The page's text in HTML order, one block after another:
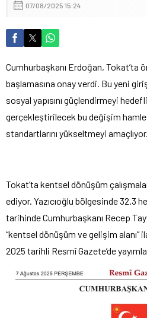
07/08/2025 15:24
Cumhurbaşkanı Erdoğan, Tokat’ta
başlamasına onay verdi. Bu yeni
sosyal yapısını güçlendirmeyi
gerçekleştirilecek bu değişim
standartlarını yükseltmeyi amaçlıyor.
Tokat’ta kentsel dönüşüm çal
ediyor. Yazıcıoğlu bölgesinde 32.3
tarihinde Cumhurbaşkanı Recep
“kentsel dönüşüm ve gelişim alanı”
2025 tarihli Resmî Gazete’de yay